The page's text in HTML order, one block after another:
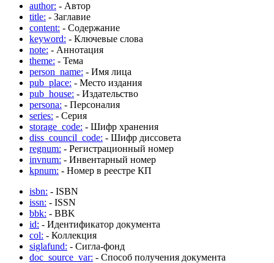
author: - Автор
title: - Заглавие
content: - Содержание
keyword: - Ключевые слова
note: - Аннотация
theme: - Тема
person_name: - Имя лица
pub_place: - Место издания
pub_house: - Издательство
persona: - Персоналия
series: - Серия
storage_code: - Шифр хранения
diss_council_code: - Шифр диссовета
regnum: - Регистрационный номер
invnum: - Инвентарный номер
kpnum: - Номер в реестре КП
isbn: - ISBN
issn: - ISSN
bbk: - BBK
id: - Идентификатор документа
col: - Коллекция
siglafund: - Сигла-фонд
doc_source_var: - Способ получения документа